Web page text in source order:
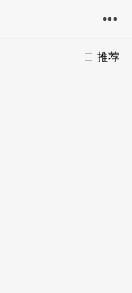
推荐